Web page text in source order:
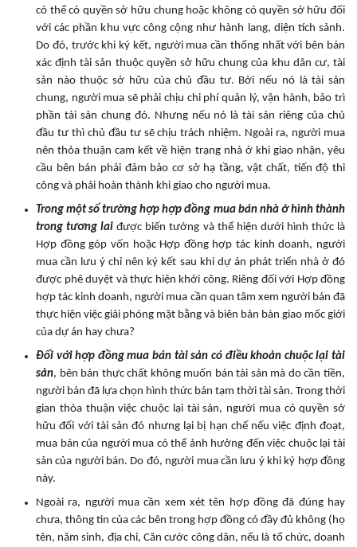
có thể có quyền sở hữu chung hoặc không có quyền sở hữu đối
với các phần khu vực công cộng như hành lang, diện tích sảnh.
Do đó, trước khi ký kết, người mua cần thống nhất với bên bán
xác định tài sản thuộc quyền sở hữu chung của khu dân cư, tài
sản nào thuộc sở hữu của chủ đầu tư. Bởi nếu nó là tài sản
chung, người mua sẽ phải chịu chi phí quản lý, vận hành, bảo trì
phần tài sản chung đó. Nhưng nếu nó là tài sản riêng của chủ
đầu tư thì chủ đầu tư sẽ chịu trách nhiệm. Ngoài ra, người mua
nên thỏa thuận cam kết về hiện trạng nhà ở khi giao nhận, yêu
cầu bên bán phải đảm bảo cơ sở hạ tầng, vật chất, tiến độ thi
công và phải hoàn thành khi giao cho người mua.
Trong một số trường hợp hợp đồng mua bán nhà ở hình thành
trong tương lai được biến tướng và thể hiện dưới hình thức là
Hợp đồng góp vốn hoặc Hợp đồng hợp tác kinh doanh, người
mua cần lưu ý chỉ nên ký kết sau khi dự án phát triển nhà ở đó
được phê duyệt và thực hiện khởi công. Riêng đối với Hợp đồng
hợp tác kinh doanh, người mua cần quan tâm xem người bán đã
thực hiện việc giải phóng mặt bằng và biên bản bàn giao mốc giới
của dự án hay chưa?
Đối với hợp đồng mua bán tài sản có điều khoản chuộc lại tài
sản, bên bán thực chất không muốn bán tài sản mà do cần tiền,
người bán đã lựa chọn hình thức bán tạm thời tài sản. Trong thời
gian thỏa thuận việc chuộc lại tài sản, người mua có quyền sở
hữu đối với tài sản đó nhưng lại bị hạn chế nếu việc định đoạt,
mua bán của người mua có thể ảnh hưởng đến việc chuộc lại tài
sản của người bán. Do đó, người mua cần lưu ý khi ký hợp đồng
này.
Ngoài ra, người mua cần xem xét tên hợp đồng đã đúng hay
chưa, thông tin của các bên trong hợp đồng có đầy đủ không (họ
tên, năm sinh, địa chỉ, Căn cước công dân, nếu là tổ chức, doanh